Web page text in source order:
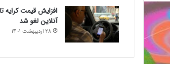
افزایش قیمت کرایه
آنلاین لغو شد
28 اردیبهشت 1401